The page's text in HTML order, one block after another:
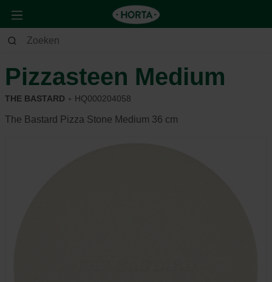
Tuin Barbecue
Pizzasteen Medium
THE BASTARD HQ000204058
The Bastard Pizza Stone Medium 36 cm